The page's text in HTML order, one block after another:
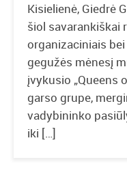
Kisielienė, Giedrė
šiol savarankiškai
organizaciniais
gegužės mėnesį
įvykusio „Queens
garso grupe,
vadybininko
iki […]